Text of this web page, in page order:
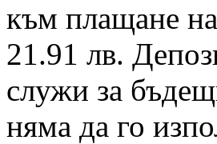
към плащане
21.91 лв.
служи за
няма да го